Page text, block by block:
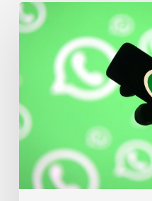
Un
llamado
un
paquete
costó
la